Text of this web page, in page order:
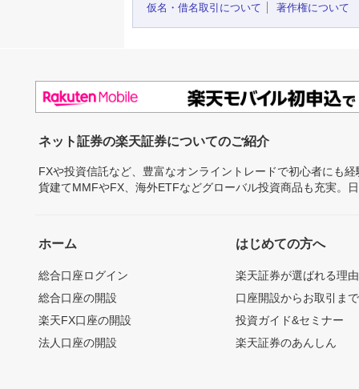
仮名・借名取引について
著作権について
ネット証券の楽天証券についてのご紹介
FXや投資信託など、豊富なオンライントレードで初心者にも
貨建てMMFやFX、海外ETFなどグローバル投資商品も充実。
ホーム
総合口座ログイン
総合口座の開設
楽天FX口座の開設
法人口座の開設
はじめての方へ
楽天証券が選ばれる理由
口座開設からお取引ま
投資ガイド&セミナー
楽天証券のあんしん